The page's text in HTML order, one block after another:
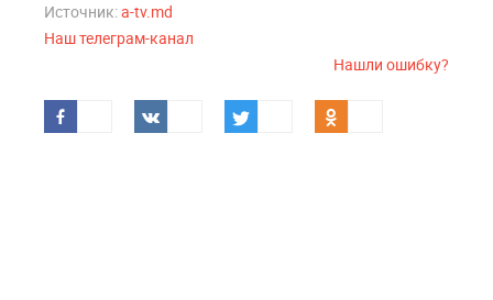
Источник:a-tv.md
Наш телеграм-канал
Нашли ошибку?